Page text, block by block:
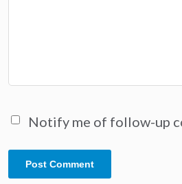
Notify me of follow-up